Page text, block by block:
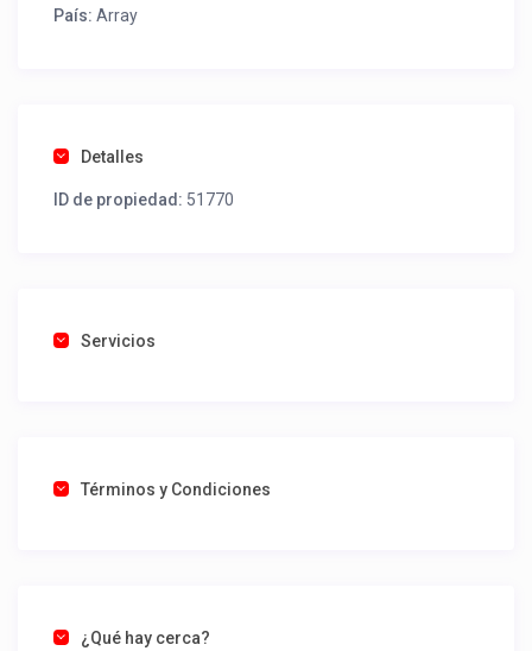
País: Array
Detalles
ID de propiedad: 51770
Servicios
Términos y Condiciones
¿Qué hay cerca?